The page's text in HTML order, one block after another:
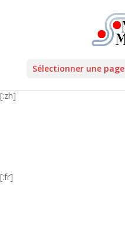
Sélectionner une page
[:zh]
[:fr]